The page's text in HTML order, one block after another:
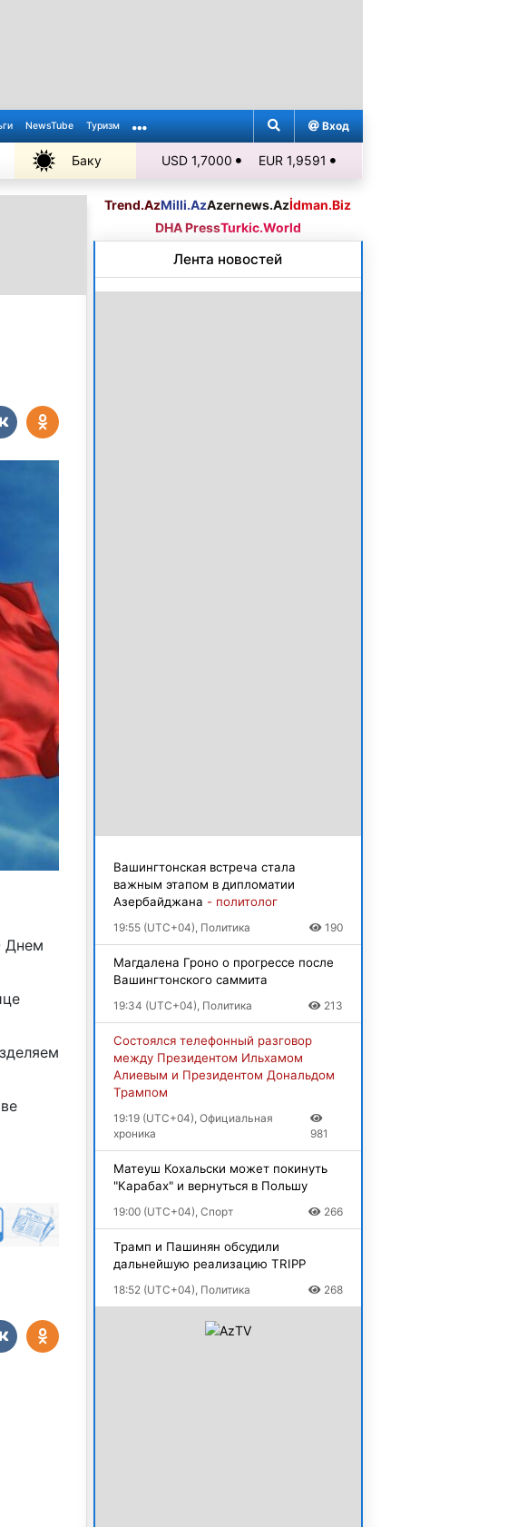
NewsTube Туризм Вход
Баку
+31℃
USD 1,7000 EUR 1,9591
Днем
Trend.AzMilli.AzAzernews.Azİdman.Biz
DHA PressTurkic.World
Лента новостей
Вашингтонская встреча стала
важным этапом в дипломатии
Азербайджана - политолог
19:55 (UTC+04), Политика 190
Магдалена Гроно о прогрессе после
Вашингтонского саммита
19:34 (UTC+04), Политика 213
Состоялся телефонный разговор
между Президентом Ильхамом
Алиевым и Президентом Дональдом
Трампом
19:19 (UTC+04), Официальная
хроника
981
Матеуш Кохальски может покинуть
"Карабах" и вернуться в Польшу
19:00 (UTC+04), Спорт 266
Трамп и Пашинян обсудили
дальнейшую реализацию TRIPP
18:52 (UTC+04), Политика 268